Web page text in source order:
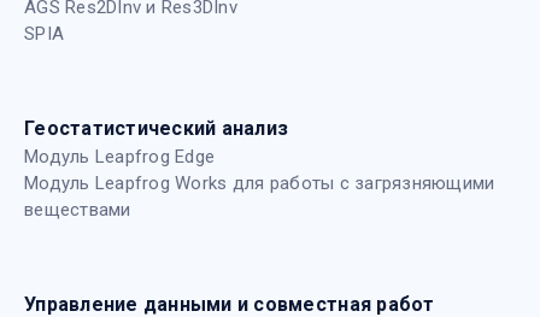
AGS Res2DInv и Res3DInv
SPIA
Геостатистический анализ
Модуль Leapfrog Edge
Модуль Leapfrog Works для работы с загрязняющими
веществами
Управление данными и совместная работ